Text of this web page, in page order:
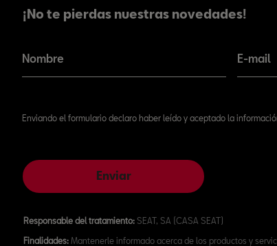
¡No te pierdas nuestras novedades!
Nombre E-mail
Enviando el formulario declaro haber leído y aceptado la
Enviar
Responsable del tratamiento: SEAT, SA (CASA SEAT)
Finalidades: Mantenerle informado acerca de los productos y